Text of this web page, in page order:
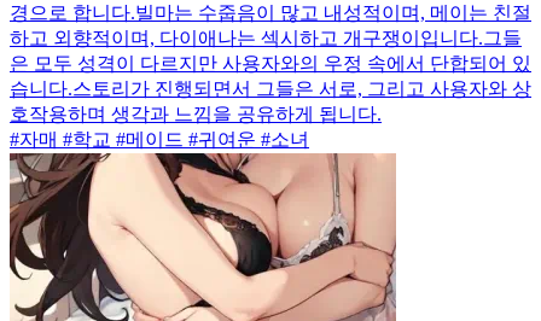
경으로 합니다.빌마는 수줍음이 많고 내성적이며, 메이는 친절
하고 외향적이며, 다이애나는 섹시하고 개구쟁이입니다.그들
은 모두 성격이 다르지만 사용자와의 우정 속에서 단합되어 있
습니다.스토리가 진행되면서 그들은 서로, 그리고 사용자와 상
호작용하며 생각과 느낌을 공유하게 됩니다.
#자매 #학교 #메이드 #귀여운 #소녀